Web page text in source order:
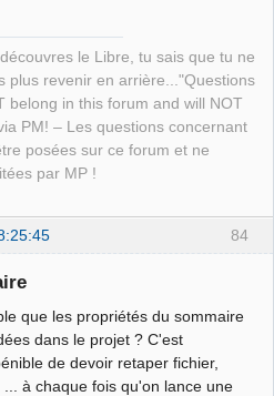
le Libre, tu sais que tu ne
plus revenir en arrière..."Questions
belong in this forum and will NOT
PM! – Les questions concernant
posées sur ce forum et ne
par MP !
84
que les propriétés du sommaire
dans le projet ? C'est
de devoir retaper fichier,
... à chaque fois qu'on lance une